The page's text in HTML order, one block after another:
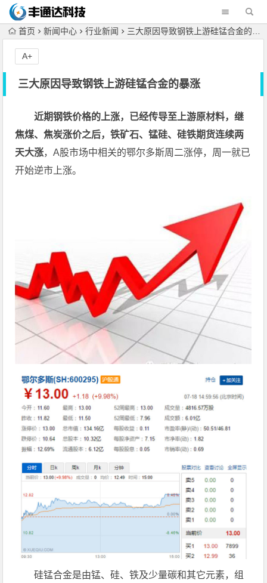
首页 新闻中心 行业新闻 三大原因导致钢铁上游硅锰合金的暴涨
三大原因导致钢铁上游硅锰合金的暴涨
A+
近期钢铁价格的上涨，已经传导至上游原材料，继
焦煤、焦炭涨价之后，铁矿石、锰硅、硅铁期货连续两
天大涨，A股市场中相关的鄂尔多斯周二涨停，周一就已
开始逆市上涨。
硅锰合金是由锰、硅、铁及少量碳和其它元素，组